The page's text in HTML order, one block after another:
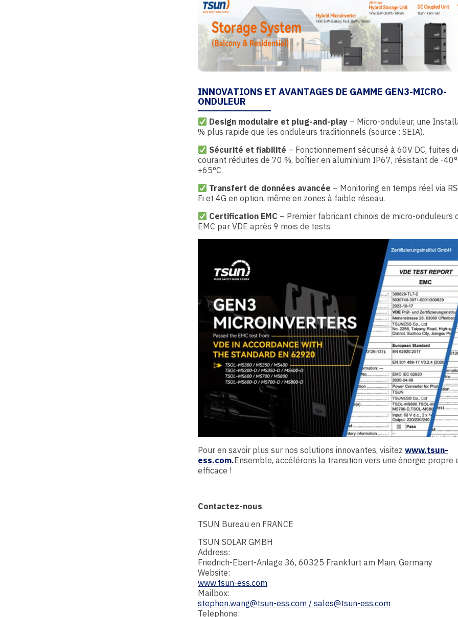
INNOVATIONS ET AVANTAGES DE GAMME GEN3-MICRO-
ONDULEUR
Design modulaire et plug-and-play – Micro-onduleur, une
% plus rapide que les onduleurs traditionnels (source : SEIA).
Sécurité et fiabilité – Fonctionnement sécurisé à 60V DC, fuites
courant réduites de 70 %, boîtier en aluminium IP67, résistant de -
+65°C.
Transfert de données avancée – Monitoring en temps réel via
Fi et 4G en option, même en zones à faible réseau.
Certification EMC – Premier fabricant chinois de micro-onduleurs
EMC par VDE après 9 mois de tests
Pour en savoir plus sur nos solutions innovantes, visitez www.tsun-
ess.com.Ensemble, accélérons la transition vers une énergie propre
efficace !
Contactez-nous
TSUN Bureau en FRANCE
TSUN SOLAR GMBH
Address:
Friedrich-Ebert-Anlage 36, 60325 Frankfurt am Main, Germany
Website:
www.tsun-ess.com
Mailbox:
stephen.wang@tsun-ess.com / sales@tsun-ess.com
Telephone: